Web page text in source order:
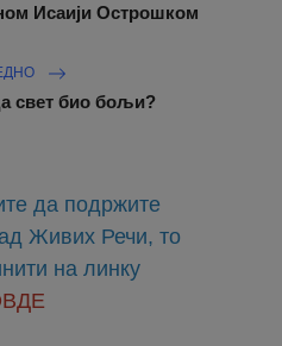
Исаији Острошком
свет био бољи?
да подржите
Живих Речи, то
на линку